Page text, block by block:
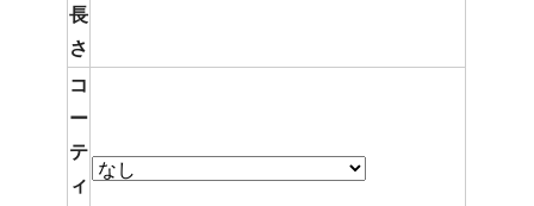
長
さ
コ
ー
テ
ィ